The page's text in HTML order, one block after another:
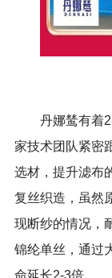
丹娜鸶有着
家技术团队紧密
选材，提升滤布
复丝织造，虽然
现断纱的情况，
锦纶单丝，通过